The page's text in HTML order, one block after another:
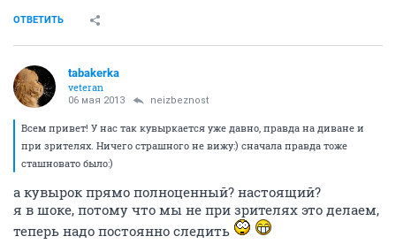
ОТВЕТИТЬ
tabakerka
veteran
06 мая 2013 neizbeznost
Всем привет! У нас так кувыркается уже давно, правда на диване и
при зрителях. Ничего страшного не вижу:) сначала правда тоже
сташновато было:)
а кувырок прямо полноценный? настоящий?
я в шоке, потому что мы не при зрителях это делаем,
теперь надо постоянно следить